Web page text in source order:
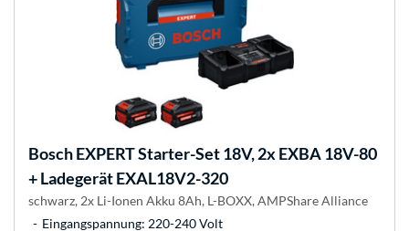
BoschEXPERT Starter-Set 18V, 2x EXBA 18V-80
+ Ladegerät EXAL18V2-320
schwarz, 2x Li-Ionen Akku 8Ah, L-BOXX, AMPShare Alliance
Eingangspannung: 220-240 Volt